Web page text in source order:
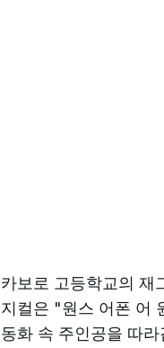
카보로 고등학교의 재
지컬은 "원스 어폰 어
동화 속 주인공을 따